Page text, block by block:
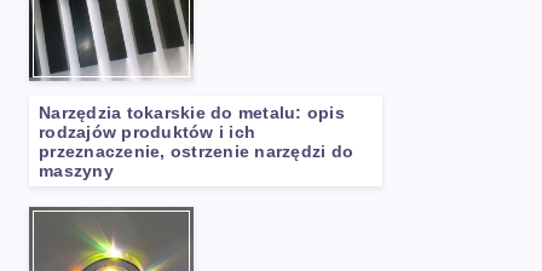
Narzędzia tokarskie do metalu: opis
rodzajów produktów i ich
przeznaczenie, ostrzenie narzędzi do
maszyny